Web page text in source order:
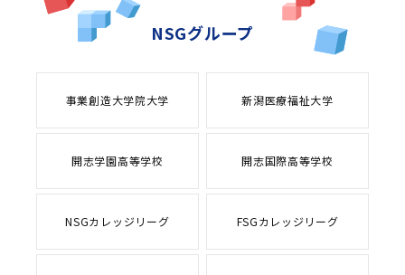
NSGグループ
事業創造大学院大学 新潟医療福祉大学
開志学園高等学校 開志国際高等学校
NSGカレッジリーグ FSGカレッジリーグ